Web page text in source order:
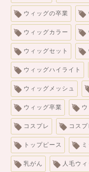
ウィッグの卒業
ウィッグカラー
ウィッグセット
ウィッグハイライト
ウィッグメッシュ
ウィッグ卒業
コスプレ コス
トップピース
乳がん 人毛ウ